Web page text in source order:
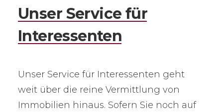
Unser Service für
Interessenten
Unser Service für Interessenten geht
weit über die reine Vermittlung von
Immobilien hinaus. Sofern Sie noch auf